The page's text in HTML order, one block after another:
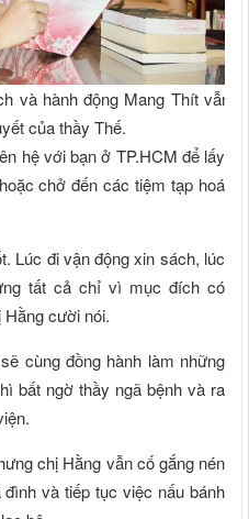
và hành động Mang Thít vẫn
của thầy Thế.
hệ với bạn ở TP.HCM để lấy
chở đến các tiệm tạp hoá
Lúc đi vận động xin sách, lúc
tất cả chỉ vì mục đích có
cười nói.
cùng đồng hành làm những
bất ngờ thầy ngã bệnh và ra
chị Hằng vẫn cố gắng nén
và tiếp tục việc nấu bánh